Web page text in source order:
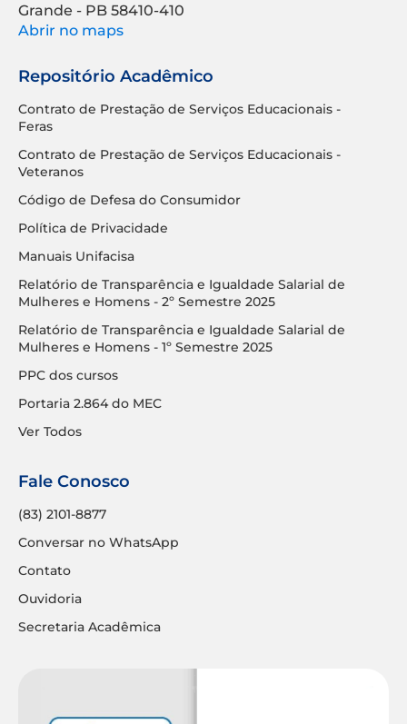
Grande - PB 58410-410
Abrir no maps
Repositório Acadêmico
Contrato de Prestação de Serviços Educacionais -
Feras
Contrato de Prestação de Serviços Educacionais -
Veteranos
Código de Defesa do Consumidor
Política de Privacidade
Manuais Unifacisa
Relatório de Transparência e Igualdade Salarial de
Mulheres e Homens - 2º Semestre 2025
Relatório de Transparência e Igualdade Salarial de
Mulheres e Homens - 1º Semestre 2025
PPC dos cursos
Portaria 2.864 do MEC
Ver Todos
Fale Conosco
(83) 2101-8877
Conversar no WhatsApp
Contato
Ouvidoria
Secretaria Acadêmica